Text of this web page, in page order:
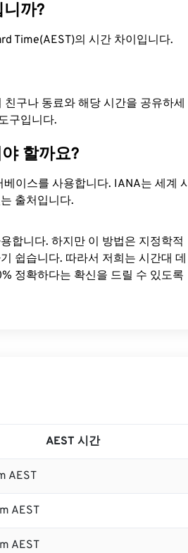
까?
Time(AEST)의 시간 차이입니다.
구나 동료와 해당 시간을 공유하세
구입니다.
할까요?
이스를 사용합니다. IANA는 세계 시
출처입니다.
합니다. 하지만 이 방법은 지정학적
쉽습니다. 따라서 저희는 시간대 데
정확하다는 확신을 드릴 수 있도록
AEST 시간
AEST
AEST
AEST